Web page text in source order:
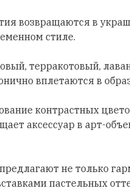
возвращаются в
стиле.
терракотовый,
вплетаются в
контрастных
аксессуар в арт-
не только
пастельных